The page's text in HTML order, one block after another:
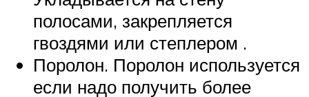
полосами, закрепляется
гвоздями или степлером .
Поролон. Поролон используется
если надо получить более